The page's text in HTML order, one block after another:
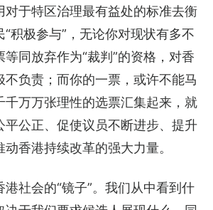
对于特区治理最有益处的标准去衡
积极参与”，无论你对现状有多不
同放弃作为“裁判”的资格，对香
不负责；而你的一票，或许不能马
千万万张理性的选票汇集起来，就
平公正、促使议员不断进步、提升
香港持续改革的强大力量。
社会的“镜子”。我们从中看到什